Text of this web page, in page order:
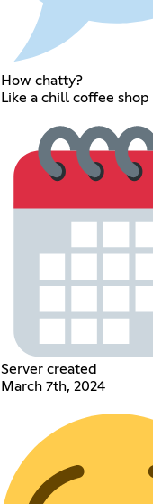
How chatty?
Like a chill coffee shop
Server created
March 7th, 2024